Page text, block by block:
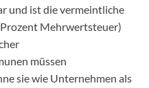
und ist die vermeintliche
Mehrwertsteuer)
müssen
sie wie Unternehmen als